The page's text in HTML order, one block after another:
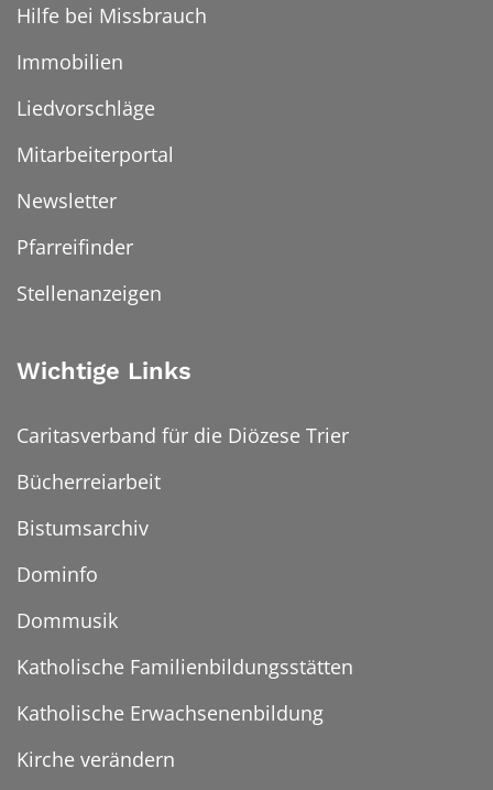
Hilfe bei Missbrauch
Immobilien
Liedvorschläge
Mitarbeiterportal
Newsletter
Pfarreifinder
Stellenanzeigen
Wichtige Links
Caritasverband für die Diözese Trier
Bücherreiarbeit
Bistumsarchiv
Dominfo
Dommusik
Katholische Familienbildungsstätten
Katholische Erwachsenenbildung
Kirche verändern